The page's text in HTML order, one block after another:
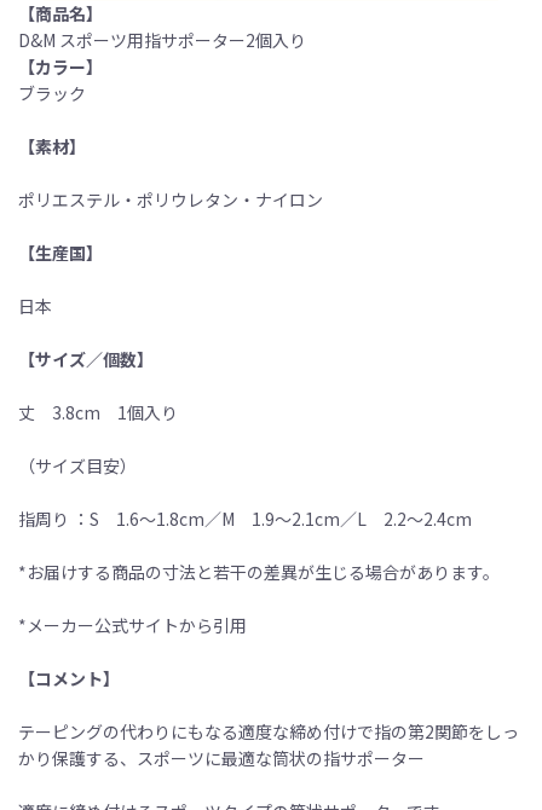
【商品名】
D&M スポーツ用指サポーター2個入り
【カラー】
ブラック
【素材】
ポリエステル・ポリウレタン・ナイロン
【生産国】
日本
【サイズ／個数】
丈 3.8cm 1個入り
（サイズ目安）
指周り ：S 1.6〜1.8cm／M 1.9〜2.1cm／L 2.2〜2.4cm
*お届けする商品の寸法と若干の差異が生じる場合があります。
*メーカー公式サイトから引用
【コメント】
テーピングの代わりにもなる適度な締め付けで指の第2関節をしっ
かり保護する、スポーツに最適な筒状の指サポーター